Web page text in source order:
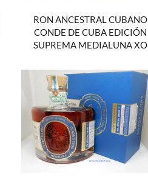
RON ANCESTRAL CUBANO
CONDE DE CUBA EDICIÓN
SUPREMA MEDIALUNA XO